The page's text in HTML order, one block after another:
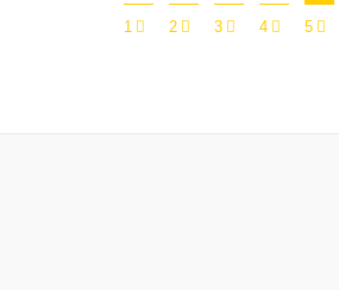
1 2 3 4 5